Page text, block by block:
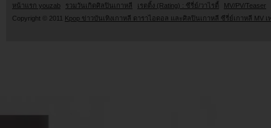
หน้าแรก youzab รวมวันเกิดศิลปินเกาหลี เรตติ้ง (Rating) : ซีรี่ย์/วาไรตี้
MV/PV/Teaser
Copyright © 2011 Kpop ข่าวบันเทิงเกาหลี ดาราไอดอล และศิลปินเกาหลี ซีรี่ย์เกาหลี MV